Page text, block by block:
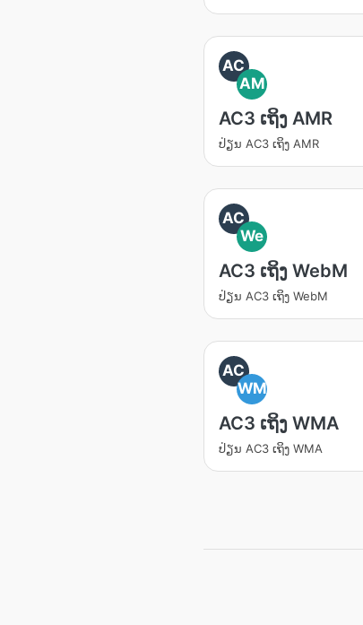
AC
AM
AC3 ເຖິງ AMR
ປ່ຽນ​ AC3 ເຖິງ AMR
AC
We
AC3 ເຖິງ WebM
ປ່ຽນ​ AC3 ເຖິງ WebM
AC
WM
AC3 ເຖິງ WMA
ປ່ຽນ​ AC3 ເຖິງ WMA